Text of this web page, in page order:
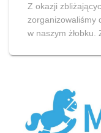
Z okazji
zorganizowaliśmy
w naszym żłobku.